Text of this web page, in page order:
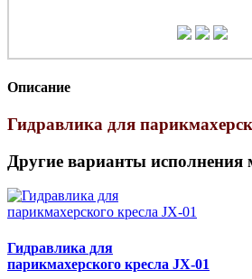
Описание
Гидравлика для
Другие варианты исполнения
Гидравлика для
парикмахерского кресла JX-01